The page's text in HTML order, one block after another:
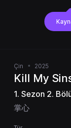
Çin 2025
Kill My
1. Sezon 2.
掌心